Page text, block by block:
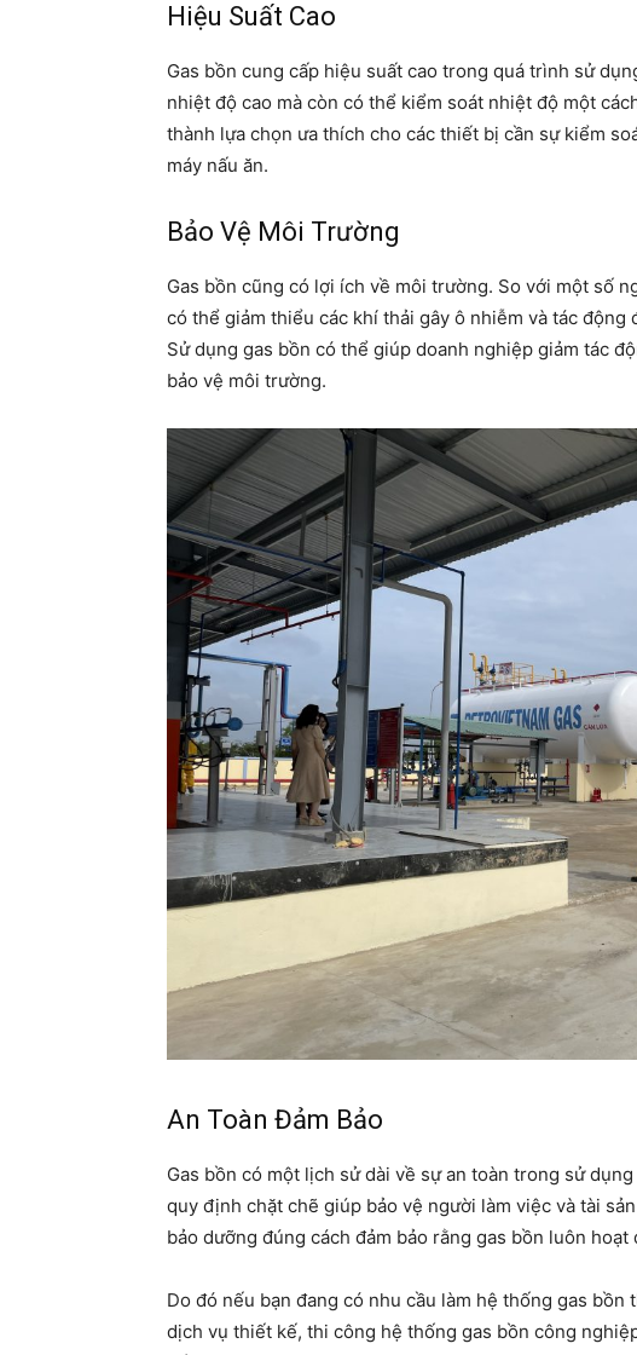
Hiệu Suất Cao
Gas bồn cung cấp hiệu suất cao trong quá trình sử
nhiệt độ cao mà còn có thể kiểm soát nhiệt độ một
thành lựa chọn ưa thích cho các thiết bị cần sự kiểm
máy nấu ăn.
Bảo Vệ Môi Trường
Gas bồn cũng có lợi ích về môi trường. So với một số
có thể giảm thiểu các khí thải gây ô nhiễm và tác
Sử dụng gas bồn có thể giúp doanh nghiệp giảm tác
bảo vệ môi trường.
An Toàn Đảm Bảo
Gas bồn có một lịch sử dài về sự an toàn trong sử
quy định chặt chẽ giúp bảo vệ người làm việc và tài
bảo dưỡng đúng cách đảm bảo rằng gas bồn luôn hoạt
Do đó nếu bạn đang có nhu cầu làm hệ thống gas
dịch vụ thiết kế, thi công hệ thống gas bồn công